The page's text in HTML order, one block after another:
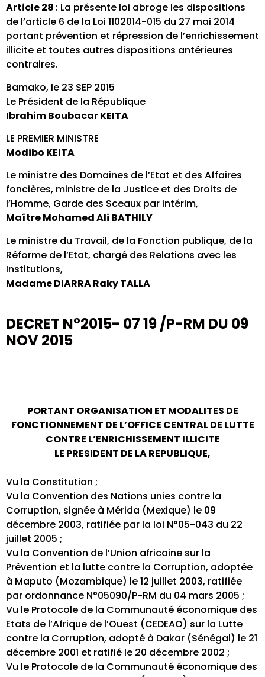
Article 28 : La présente loi abroge les dispositions
de l’article 6 de la Loi 1102014-015 du 27 mai 2014
portant prévention et répression de l’enrichissement
illicite et toutes autres dispositions antérieures
contraires.
Bamako, le 23 SEP 2015
Le Président de la République
Ibrahim Boubacar KEITA
LE PREMIER MINISTRE
Modibo KEITA
Le ministre des Domaines de l’Etat et des Affaires
foncières, ministre de la Justice et des Droits de
l’Homme, Garde des Sceaux par intérim,
Maître Mohamed Ali BATHILY
Le ministre du Travail, de la Fonction publique, de la
Réforme de l’Etat, chargé des Relations avec les
Institutions,
Madame DIARRA Raky TALLA
DECRET N°2015- 07 19 /P-RM DU 09
NOV 2015
PORTANT ORGANISATION ET MODALITES DE
FONCTIONNEMENT DE L’OFFICE CENTRAL DE LUTTE
CONTRE L’ENRICHISSEMENT ILLICITE
LE PRESIDENT DE LA REPUBLIQUE,
Vu la Constitution ;
Vu la Convention des Nations unies contre la
Corruption, signée à Mérida (Mexique) le 09
décembre 2003, ratifiée par la loi N°05-043 du 22
juillet 2005 ;
Vu la Convention de l’Union africaine sur la
Prévention et la lutte contre la Corruption, adoptée
à Maputo (Mozambique) le 12 juillet 2003, ratifiée
par ordonnance N°05090/P-RM du 04 mars 2005 ;
Vu le Protocole de la Communauté économique des
Etats de l’Afrique de l’Ouest (CEDEAO) sur la Lutte
contre la Corruption, adopté à Dakar (Sénégal) le 21
décembre 2001 et ratifié le 20 décembre 2002 ;
Vu le Protocole de la Communauté économique des